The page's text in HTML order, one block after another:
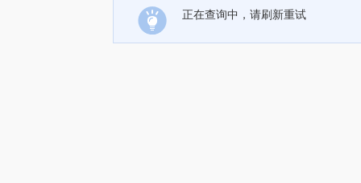
正在查询中，请刷新重试